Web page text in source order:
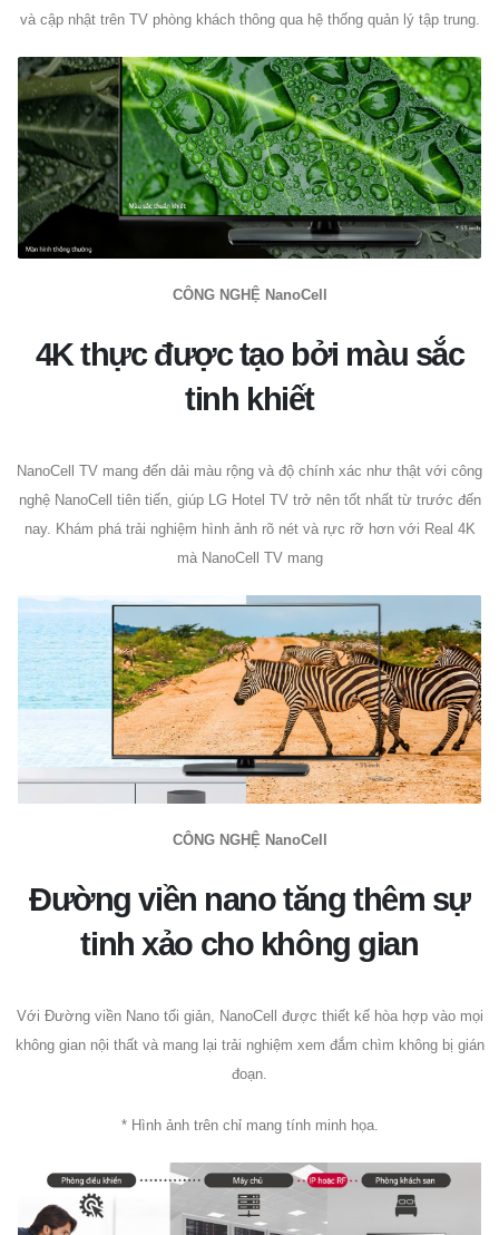
và cập nhật trên TV phòng khách thông qua hệ thống quản lý tập trung.
CÔNG NGHỆ NanoCell
4K thực được tạo bởi màu sắc
tinh khiết
NanoCell TV mang đến dải màu rộng và độ chính xác như thật với công
nghệ NanoCell tiên tiến, giúp LG Hotel TV trở nên tốt nhất từ ​​trước đến
nay. Khám phá trải nghiệm hình ảnh rõ nét và rực rỡ hơn với Real 4K
mà NanoCell TV mang
CÔNG NGHỆ NanoCell
Đường viền nano tăng thêm sự
tinh xảo cho không gian
Với Đường viền Nano tối giản, NanoCell được thiết kế hòa hợp vào mọi
không gian nội thất và mang lại trải nghiệm xem đắm chìm không bị gián
đoạn.
* Hình ảnh trên chỉ mang tính minh họa.